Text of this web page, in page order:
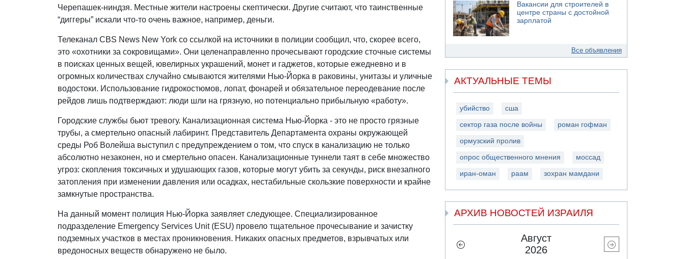
Черепашек-ниндзя. Местные жители настроены скептически. Другие считают, что таинственные
“диггеры” искали что-то очень важное, например, деньги.
Телеканал CBS News New York со ссылкой на источники в полиции сообщил, что, скорее всего,
это «охотники за сокровищами». Они целенаправленно прочесывают городские сточные системы
в поисках ценных вещей, ювелирных украшений, монет и гаджетов, которые ежедневно и в
огромных количествах случайно смываются жителями Нью-Йорка в раковины, унитазы и уличные
водостоки. Использование гидрокостюмов, лопат, фонарей и обязательное переодевание после
рейдов лишь подтверждают: люди шли на грязную, но потенциально прибыльную «работу».
Городские службы бьют тревогу. Канализационная система Нью-Йорка - это не просто грязные
трубы, а смертельно опасный лабиринт. Представитель Департамента охраны окружающей
среды Роб Волейша выступил с предупреждением о том, что спуск в канализацию не только
абсолютно незаконен, но и смертельно опасен. Канализационные туннели таят в себе множество
угроз: скопления токсичных и удушающих газов, которые могут убить за секунды, риск внезапного
затопления при изменении давления или осадках, нестабильные скользкие поверхности и крайне
замкнутые пространства.
На данный момент полиция Нью-Йорка заявляет следующее. Специализированное
подразделение Emergency Services Unit (ESU) провело тщательное прочесывание и зачистку
подземных участков в местах проникновения. Никаких опасных предметов, взрывчатых или
вредоносных веществ обнаружено не было.
Вакансии для строителей в
центре страны с достойной
зарплатой
Все объявления
АКТУАЛЬНЫЕ ТЕМЫ
убийство сша
сектор газа после войны роман гофман
ормузский пролив
опрос общественного мнения моссад
иран-оман раам зохран мамдани
АРХИВ НОВОСТЕЙ ИЗРАИЛЯ
Август
2026